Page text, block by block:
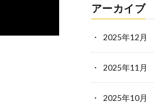
アーカイブ
2025年12月
2025年11月
2025年10月